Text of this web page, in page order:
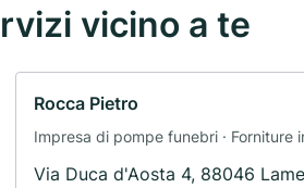
vicino a te
Rocca Pietro
Impresa di pompe funebri · Forniture
Via Duca d'Aosta 4, 88046